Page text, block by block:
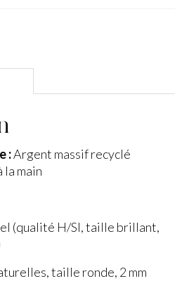
:Argent massif recyclé
main
(qualité H/SI, taille brillant,
taille ronde, 2 mm